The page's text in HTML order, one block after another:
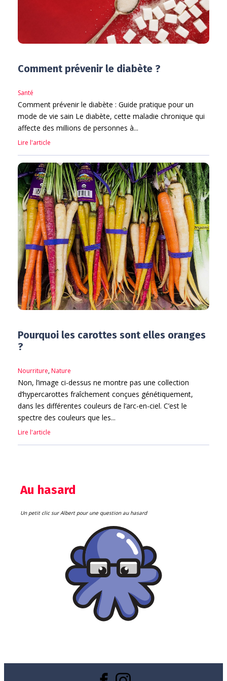
Comment prévenir le diabète ?
Santé
Comment prévenir le diabète : Guide pratique pour un
mode de vie sain Le diabète, cette maladie chronique qui
affecte des millions de personnes à...
Lire l'article
Pourquoi les carottes sont elles oranges
?
Nourriture,Nature
Non, l’image ci-dessus ne montre pas une collection
d’hypercarottes fraîchement conçues génétiquement,
dans les différentes couleurs de l’arc-en-ciel. C’est le
spectre des couleurs que les...
Lire l'article
Au hasard
Un petit clic sur Albert pour une question au hasard